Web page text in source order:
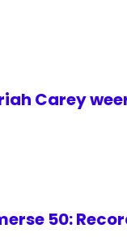
Carey
50: